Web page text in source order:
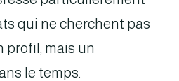
qui ne cherchent pas
profil, mais un
le temps.